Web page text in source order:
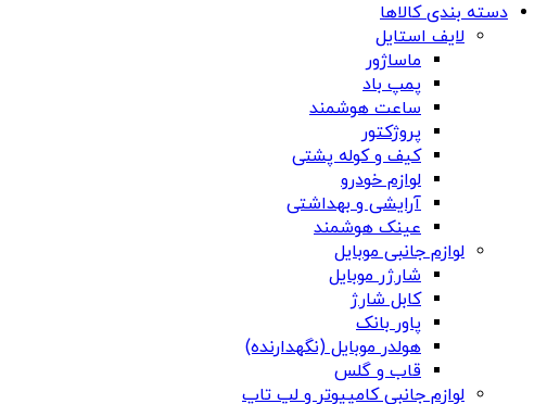
دسته بندی کالاها
لایف استایل
ماساژور
پمپ باد
ساعت هوشمند
پروژکتور
کیف و کوله پشتی
لوازم خودرو
آرایشی و بهداشتی
عینک هوشمند
لوازم جانبی موبایل
شارژر موبایل
کابل شارژ
پاور بانک
هولدر موبایل (نگهدارنده)
قاب و گلس
لوازم جانبی کامپیوتر و لپ تاپ